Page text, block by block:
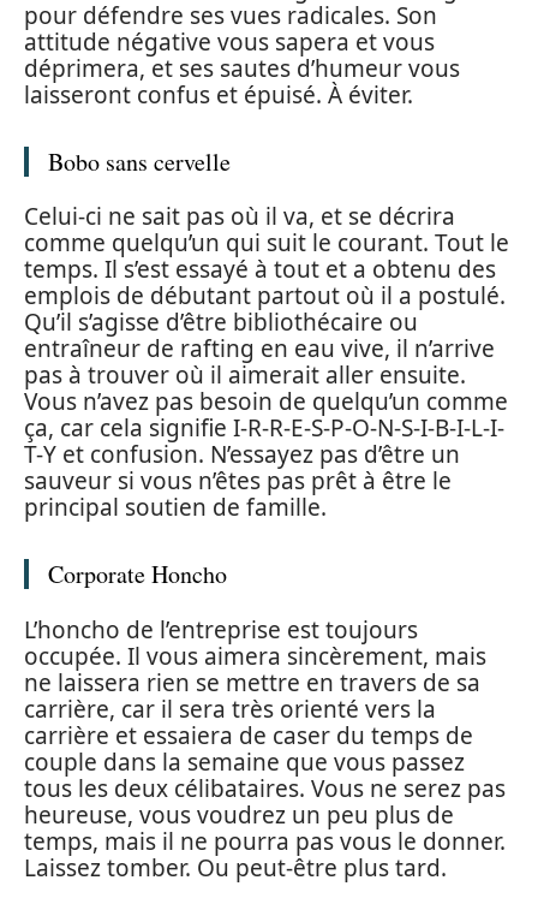
pour défendre ses vues radicales. Son
attitude négative vous sapera et vous
déprimera, et ses sautes d’humeur vous
laisseront confus et épuisé. À éviter.
Bobo sans cervelle
Celui-ci ne sait pas où il va, et se décrira
comme quelqu’un qui suit le courant. Tout le
temps. Il s’est essayé à tout et a obtenu des
emplois de débutant partout où il a postulé.
Qu’il s’agisse d’être bibliothécaire ou
entraîneur de rafting en eau vive, il n’arrive
pas à trouver où il aimerait aller ensuite.
Vous n’avez pas besoin de quelqu’un comme
ça, car cela signifie I-R-R-E-S-P-O-N-S-I-B-I-L-I-
T-Y et confusion. N’essayez pas d’être un
sauveur si vous n’êtes pas prêt à être le
principal soutien de famille.
Corporate Honcho
L’honcho de l’entreprise est toujours
occupée. Il vous aimera sincèrement, mais
ne laissera rien se mettre en travers de sa
carrière, car il sera très orienté vers la
carrière et essaiera de caser du temps de
couple dans la semaine que vous passez
tous les deux célibataires. Vous ne serez pas
heureuse, vous voudrez un peu plus de
temps, mais il ne pourra pas vous le donner.
Laissez tomber. Ou peut-être plus tard.